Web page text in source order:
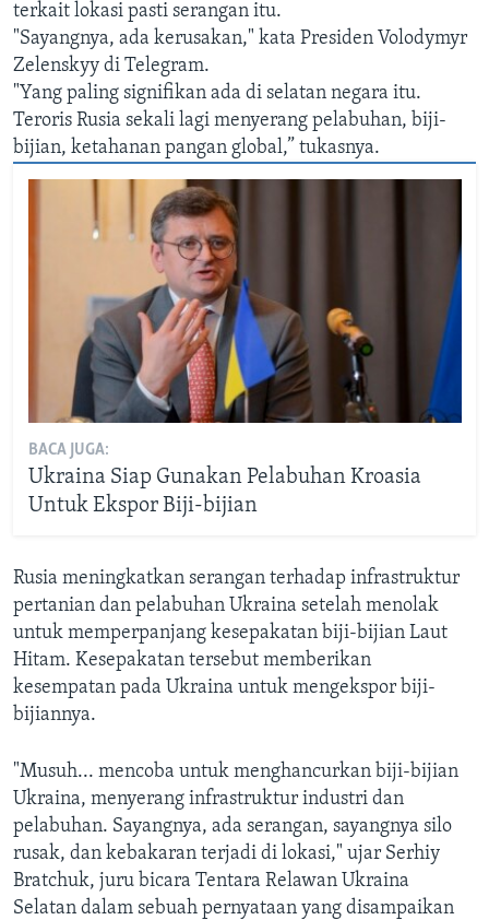
terkait lokasi pasti serangan itu.
"Sayangnya, ada kerusakan," kata Presiden Volodymyr
Zelenskyy di Telegram.
"Yang paling signifikan ada di selatan negara itu.
Teroris Rusia sekali lagi menyerang pelabuhan, biji-
bijian, ketahanan pangan global,” tukasnya.
BACA JUGA:
Ukraina Siap Gunakan Pelabuhan Kroasia
Untuk Ekspor Biji-bijian
Rusia meningkatkan serangan terhadap infrastruktur
pertanian dan pelabuhan Ukraina setelah menolak
untuk memperpanjang kesepakatan biji-bijian Laut
Hitam. Kesepakatan tersebut memberikan
kesempatan pada Ukraina untuk mengekspor biji-
bijiannya.
"Musuh... mencoba untuk menghancurkan biji-bijian
Ukraina, menyerang infrastruktur industri dan
pelabuhan. Sayangnya, ada serangan, sayangnya silo
rusak, dan kebakaran terjadi di lokasi," ujar Serhiy
Bratchuk, juru bicara Tentara Relawan Ukraina
Selatan dalam sebuah pernyataan yang disampaikan